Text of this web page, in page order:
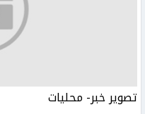
تصوير خبر- محليات